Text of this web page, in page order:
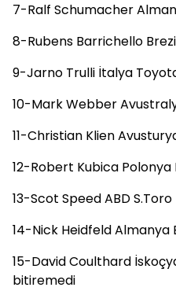
7-Ralf Schumacher
8-Rubens Barrichello
9-Jarno Trulli İtalya
10-Mark Webber
11-Christian Klien
12-Robert Kubica Polonya
13-Scot Speed ABD S.Toro
14-Nick Heidfeld Almanya
15-David Coulthard
bitiremedi